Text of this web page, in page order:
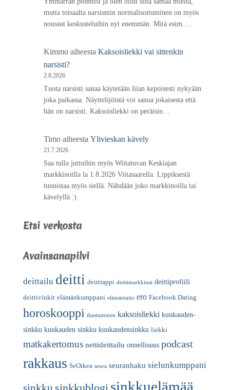
mutta toisaalta narsismin normalisoituminen on myös
noussut keskusteluihin nyt enemmän. Mitä esim.…
Kimmo aiheesta Kaksoisliekki vai sittenkin
narsisti?
2.8.2026
Tuota narsisti sanaa käytetään liian kepoisesti nykyään
joka paikassa. Näyttelijöistä voi sanoa jokaisesta että
hän on narsisti. Kaksoisliekki on peräisin…
Timo aiheesta Ylivieskan kävely
21.7.2026
Saa tulla juttuihin myös Wiitatuvan Keskiajan
markkinoilla la 1.8.2026 Viitasaarella. Lippiksestä
tunnistaa myös siellä. Nähdään joko markkinoilla tai
kävelyllä :)
Etsi verkosta
Avainsanapilvi
deittailu deitti deittiappi deittimarkkinat deittiprofiili
deittivinkit elämänkumppani elämäntaito ero Facebook Dating
horoskooppi ihastuminen kaksoisliekki kuukauden-
sinkku kuukauden sinkku kuukaudensinkku liekki
matkakertomus nettideittailu onnellisuus podcast
rakkaus SeOikea seura seuranhaku sielunkumppani
sinkkuelämää